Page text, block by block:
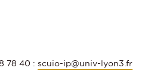
78 40 :scuio-ip@univ-lyon3.fr